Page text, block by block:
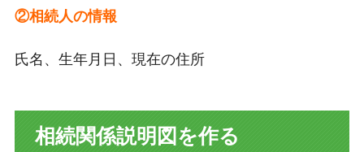
②相続人の情報
氏名、生年月日、現在の住所
相続関係説明図を作る